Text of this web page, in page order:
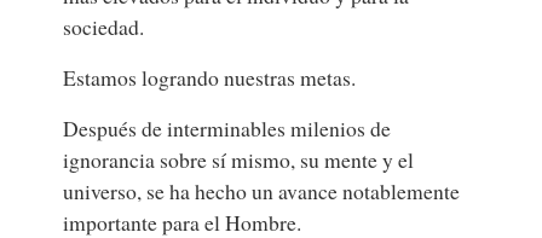
sociedad.
Estamos logrando nuestras metas.
Después de interminables milenios de
ignorancia sobre sí mismo, su mente y el
universo, se ha hecho un avance notablemente
importante para el Hombre.